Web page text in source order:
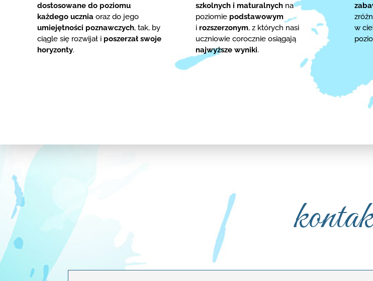
dostosowane do poziomu
każdego ucznia oraz do jego
umiejętności poznawczych, tak, by
ciągle się rozwijał i poszerzał swoje
horyzonty.
szkolnych i maturalnych na
poziomie podstawowym
i rozszerzonym, z których nasi
uczniowie corocznie osiągają
najwyższe wyniki.
w